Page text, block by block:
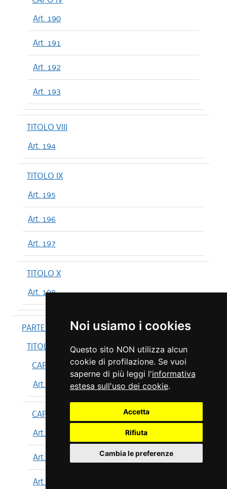
Noi usiamo i cookies
Questo sito NON utilizza alcun
cookie di profilazione. Se vuoi
saperne di più leggi l'informativa
estesa sull'uso dei cookie.
Accetta
Rifiuta
Cambia le preferenze
Art. 190
Art. 191
Art. 192
Art. 193
TITOLO VIII
Art. 194
TITOLO IX
Art. 195
Art. 196
Art. 197
TITOLO X
Art. 198
PARTE IV
TITOLO I
CAPO I
Art. 199
CAPO II
Art. 200
Art. 201
Art. 202